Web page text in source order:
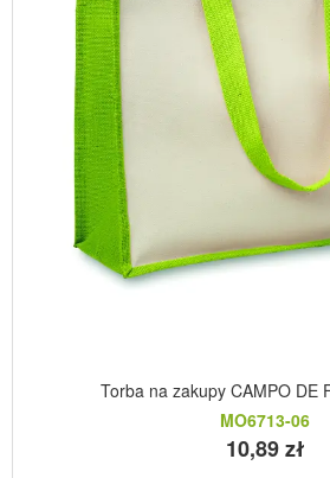
Torba na zakupy CAMPO DE
MO6713-06
10,89 zł